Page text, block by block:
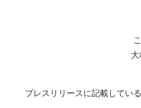
プレスリリースに記載してい